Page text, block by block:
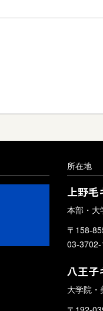
所在地
上野毛
本部・大
〒158-
03-3702-
八王子
大学院・